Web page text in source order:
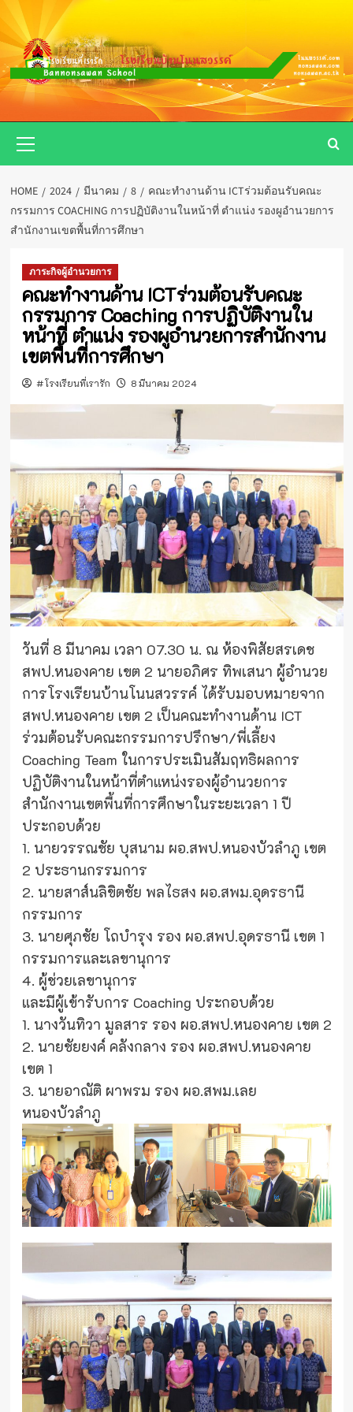
Skip
content
Menu
HOME 2024 มีนาคม 8
คณะทำงานด้าน ICTร่วมต้อนรับคณะ
กรรมการ COACHING การปฏิบัติงานในหน้าที่ ตำแน่ง รองผูอำนวยการ
สำนักงานเขตพื้นที่การศึกษา
ภาระกิจผู้อำนวยการ
คณะทำงานด้าน ICTร่วมต้อนรับคณะ
กรรมการ Coaching การปฏิบัติงานใน
หน้าที่ ตำแน่ง รองผูอำนวยการสำนักงาน
เขตพื้นที่การศึกษา
#โรงเรียนที่เรารัก 8 มีนาคม 2024
วันที่ 8 มีนาคม เวลา 07.30 น. ณ ห้องพิสัยสรเดช
สพป.หนองคาย เขต 2 นายอภิศร ทิพเสนา ผู้อำนวย
การโรงเรียนบ้านโนนสวรรค์ ได้รับมอบหมายจาก
สพป.หนองคาย เขต 2 เป็นคณะทำงานด้าน ICT
ร่วมต้อนรับคณะกรรมการปรึกษา/พี่เลี้ยง
Coaching Team ในการประเมินสัมฤทธิผลการ
ปฏิบัติงานในหน้าที่ตำแหน่งรองผู้อำนวยการ
สำนักงานเขตพื้นที่การศึกษาในระยะเวลา 1 ปี
ประกอบด้วย
1. นายวรรณชัย บุสนาม ผอ.สพป.หนองบัวลำภู เขต
2 ประธานกรรมการ
2. นายสาส์นลิขิตชัย พลไธสง ผอ.สพม.อุดรธานี
กรรมการ
3. นายศุภชัย โถบำรุง รอง ผอ.สพป.อุดรธานี เขต 1
กรรมการและเลขานุการ
4. ผู้ช่วยเลขานุการ
และมีผู้เข้ารับการ Coaching ประกอบด้วย
1. นางวันทิวา มูลสาร รอง ผอ.สพป.หนองคาย เขต 2
2. นายชัยยงค์ คลังกลาง รอง ผอ.สพป.หนองคาย
เขต 1
3. นายอาณัติ ผาพรม รอง ผอ.สพม.เลย
หนองบัวลำภู